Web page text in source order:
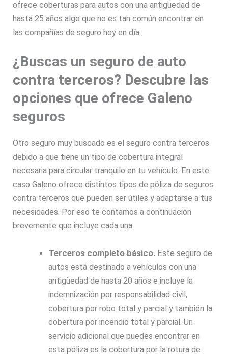
ofrece coberturas para autos con una antigüedad de
hasta 25 años algo que no es tan común encontrar en
las compañías de seguro hoy en día.
¿Buscas un seguro de auto
contra terceros? Descubre las
opciones que ofrece Galeno
seguros
Otro seguro muy buscado es el seguro contra terceros
debido a que tiene un tipo de cobertura integral
necesaria para circular tranquilo en tu vehículo. En este
caso Galeno ofrece distintos tipos de póliza de seguros
contra terceros que pueden ser útiles y adaptarse a tus
necesidades. Por eso te contamos a continuación
brevemente que incluye cada una.
Terceros completo básico. Este seguro de
autos está destinado a vehículos con una
antigüedad de hasta 20 años e incluye la
indemnización por responsabilidad civil,
cobertura por robo total y parcial y también la
cobertura por incendio total y parcial. Un
servicio adicional que puedes encontrar en
esta póliza es la cobertura por la rotura de